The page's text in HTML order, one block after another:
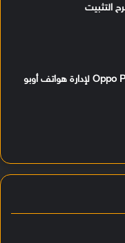
تحميل برنامج Oppo PC Suite لإدارة هواتف أوبو